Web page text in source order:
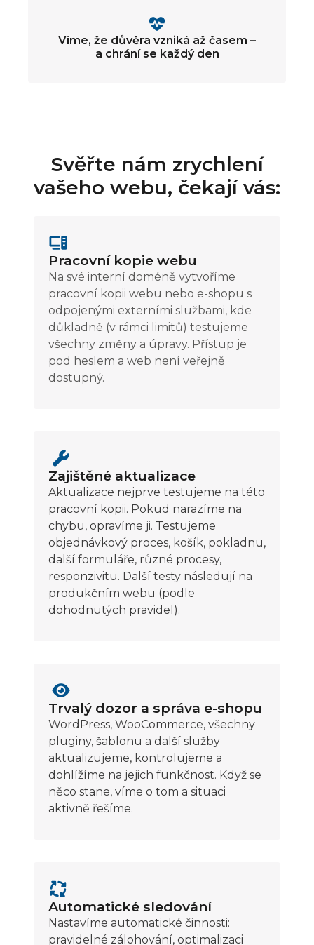
Víme, že důvěra vzniká až časem –
a chrání se každý den
Svěřte nám zrychlení
vašeho webu, čekají vás:
Pracovní kopie webu
Na své interní doméně vytvoříme
pracovní kopii webu nebo e-shopu s
odpojenými externími službami, kde
důkladně (v rámci limitů) testujeme
všechny změny a úpravy. Přístup je
pod heslem a web není veřejně
dostupný.
Zajištěné aktualizace
Aktualizace nejprve testujeme na této
pracovní kopii. Pokud narazíme na
chybu, opravíme ji. Testujeme
objednávkový proces, košík, pokladnu,
další formuláře, různé procesy,
responzivitu. Další testy následují na
produkčním webu (podle
dohodnutých pravidel).
Trvalý dozor a správa e-shopu
WordPress, WooCommerce, všechny
pluginy, šablonu a další služby
aktualizujeme, kontrolujeme a
dohlížíme na jejich funkčnost. Když se
něco stane, víme o tom a situaci
aktivně řešíme.
Automatické sledování
Nastavíme automatické činnosti:
pravidelné zálohování, optimalizaci